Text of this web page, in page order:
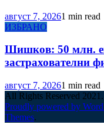
август 7, 20261 min read
ИЗБРАНО
Шишков: 50 млн.
застрахователни
август 7, 20261 min read
All Rights Reserved 2021.
Proudly powered by
Themes.